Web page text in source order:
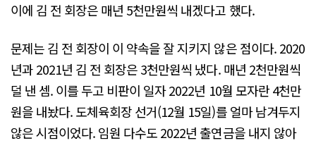
이에 김 전 회장은 매년 5천만원씩 내겠다고 했다.
문제는 김 전 회장이 이 약속을 잘 지키지 않은 점이다. 2020
년과 2021년 김 전 회장은 3천만원씩 냈다. 매년 2천만원씩
덜 낸 셈. 이를 두고 비판이 일자 2022년 10월 모자란 4천만
원을 내놨다. 도체육회장 선거(12월 15일)를 얼마 남겨두지
않은 시점이었다. 임원 다수도 2022년 출연금을 내지 않아